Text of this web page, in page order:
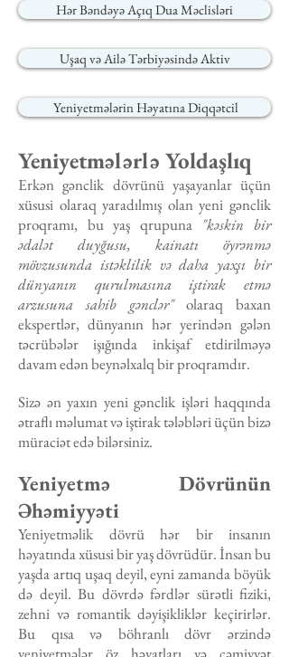
Hər Bəndəyə Açıq Dua Məclisləri
Uşaq və Ailə Tərbiyəsində Aktiv
Yeniyetmələrin Həyatına Diqqətcil
Yeniyetmələrlə Yoldaşlıq
Erkən gənclik dövrünü yaşayanlar üçün
xüsusi olaraq yaradılmış olan yeni gənclik
proqramı, bu yaş qrupuna "kəskin bir
ədalət duyğusu, kainatı öyrənmə
mövzusunda istəklilik və daha yaxşı bir
dünyanın qurulmasına iştirak etmə
arzusuna sahib gənclər"olaraq baxan
ekspertlər, dünyanın hər yerindən gələn
təcrübələr işığında inkişaf etdirilməyə
davam edən beynəlxalq bir proqramdır.
Sizə ən yaxın yeni gənclik işləri haqqında
ətraflı məlumat və iştirak tələbləri üçün bizə
müraciət edə bilərsiniz.
Yeniyetmə Dövrünün
Əhəmiyyəti
Yeniyetməlik dövrü hər bir insanın
həyatında xüsusi bir yaş dövrüdür. İnsan bu
yaşda artıq uşaq deyil, eyni zamanda böyük
də deyil. Bu dövrdə fərdlər sürətli fiziki,
zehni və romantik dəyişikliklər keçirirlər.
Bu qısa və böhranlı dövr ərzində